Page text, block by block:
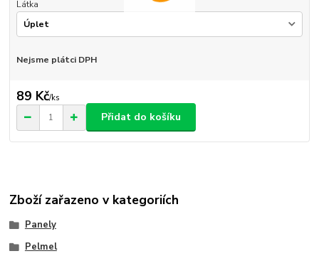
Látka
Nejsme plátci DPH
89 Kč/ks
Přidat do košíku
Zboží zařazeno v kategoriích
Panely
Pelmel